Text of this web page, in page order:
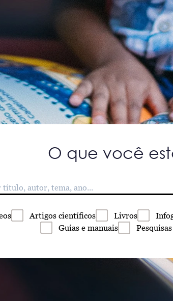
O que você
Artigos científicos Livros
Guias e manuais Pesquisas